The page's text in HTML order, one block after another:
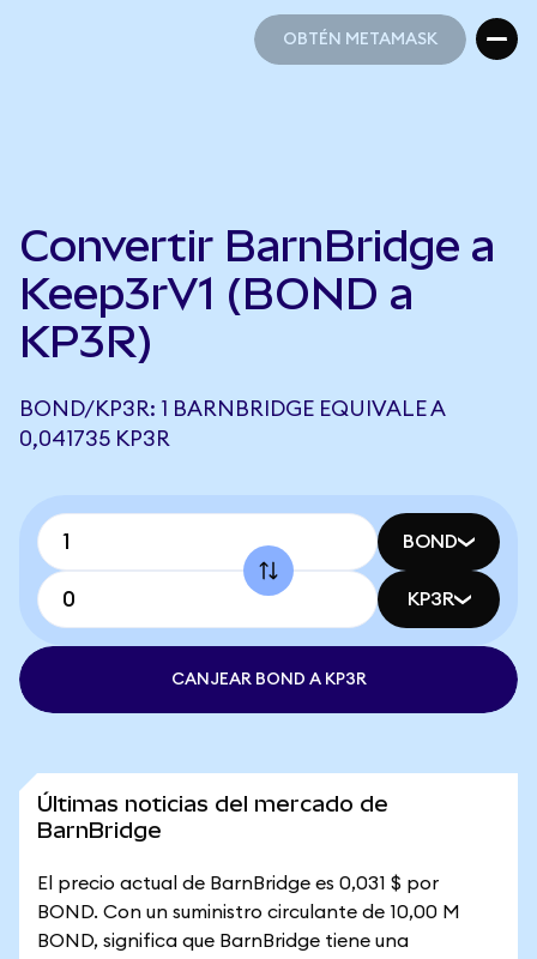
OBTÉN METAMASK
Convertir BarnBridge a
Keep3rV1 (BOND a
KP3R)
BOND/KP3R: 1 BARNBRIDGE EQUIVALE A
0,041735 KP3R
BOND
KP3R
CANJEAR BOND A KP3R
Últimas noticias del mercado de
BarnBridge
El precio actual de BarnBridge es 0,031 $ por
BOND. Con un suministro circulante de 10,00 M
BOND, significa que BarnBridge tiene una